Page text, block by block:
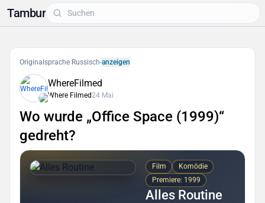
Tambur
Originalsprache Russisch-anzeigen
WhereFilmed
Where Filmed24 Mai
Wo wurde „Office Space (1999)“
gedreht?
Film
Komödie
Premiere: 1999
Alles Routine